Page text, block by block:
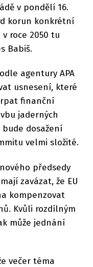
v pondělí 16.
korun konkrétní
roce 2050 tu
Babiš.
agentury APA
usnesení, které
finanční
jaderných
dosažení
velmi složité.
předsedy
zavázat, že EU
kompenzovat
Kvůli rozdílným
může jednání
večer téma